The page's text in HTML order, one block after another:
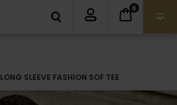
0
LONG SLEEVE FASHION SOF TEE